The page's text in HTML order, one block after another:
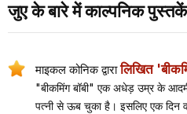
जुए के बारे में काल्पनिक पुस्तकें
माइकल कोनिक द्वारालिखित
"बीकमिंग बॉबी" एक अधेड़ उम्र के
पत्नी से ऊब चुका है। इसलिए एक दिन